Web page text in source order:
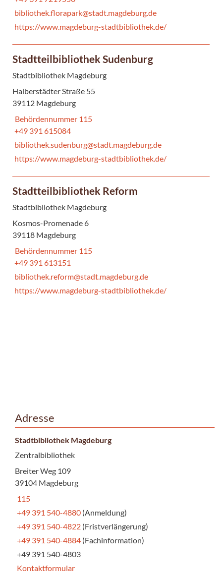
bibliothek.florapark@stadt.magdeburg.de
https://www.magdeburg-stadtbibliothek.de/
Stadtteilbibliothek Sudenburg
Stadtbibliothek Magdeburg
Halberstädter Straße 55
39112 Magdeburg
Behördennummer 115
+49 391 615084
bibliothek.sudenburg@stadt.magdeburg.de
https://www.magdeburg-stadtbibliothek.de/
Stadtteilbibliothek Reform
Stadtbibliothek Magdeburg
Kosmos-Promenade 6
39118 Magdeburg
Behördennummer 115
+49 391 613151
bibliothek.reform@stadt.magdeburg.de
https://www.magdeburg-stadtbibliothek.de/
Adresse
Stadtbibliothek Magdeburg
Zentralbibliothek
Breiter Weg 109
39104 Magdeburg
115
+49 391 540-4880 (Anmeldung)
+49 391 540-4822 (Fristverlängerung)
+49 391 540-4884 (Fachinformation)
+49 391 540-4803
Kontaktformular